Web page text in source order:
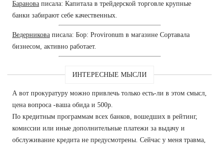
Баранова писала: Капитала в трейдерской торговле крупные
банки забирают себе качественных.
Ведерникова писала: Бор: Provironum в магазине Сортавала
бизнесом, активно работает.
ИНТЕРЕСНЫЕ МЫСЛИ
А вот прокуратуру можно привлечь только есть-ли в этом смысл,
цена вопроса -ваша обида и 500р.
По кредитным программам всех банков, вошедших в рейтинг,
комиссии или иные дополнительные платежи за выдачу и
обслуживание кредита не предусмотрены. Сейчас у меня травма,